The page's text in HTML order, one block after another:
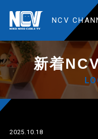
NCV
新着
2025.10.18